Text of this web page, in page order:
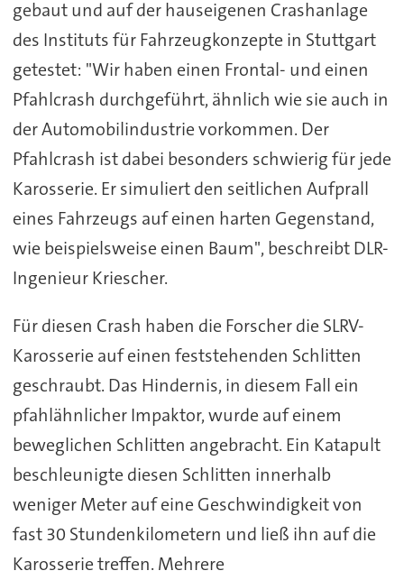
gebaut und auf der hauseigenen Crashanlage
des Instituts für Fahrzeugkonzepte in Stuttgart
getestet: "Wir haben einen Frontal- und einen
Pfahlcrash durchgeführt, ähnlich wie sie auch in
der Automobilindustrie vorkommen. Der
Pfahlcrash ist dabei besonders schwierig für jede
Karosserie. Er simuliert den seitlichen Aufprall
eines Fahrzeugs auf einen harten Gegenstand,
wie beispielsweise einen Baum", beschreibt DLR-
Ingenieur Kriescher.
Für diesen Crash haben die Forscher die SLRV-
Karosserie auf einen feststehenden Schlitten
geschraubt. Das Hindernis, in diesem Fall ein
pfahlähnlicher Impaktor, wurde auf einem
beweglichen Schlitten angebracht. Ein Katapult
beschleunigte diesen Schlitten innerhalb
weniger Meter auf eine Geschwindigkeit von
fast 30 Stundenkilometern und ließ ihn auf die
Karosserie treffen. Mehrere